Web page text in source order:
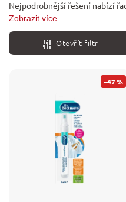
Nejpodrobnější řešení nabízí
kde má každá nečistota vlastní
nápoje, namaziva a oleje, na
bílkoviny, na zeleň a
deodoranty. Vedle nich
koberce a čalounění 500 ml.
Zobrazit více
Otevřít filtr
–47 %